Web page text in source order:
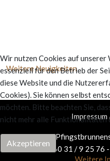
Weitere Neuigkeiten
Piano Palme -
+49 60 31 / 9 25 76
Wir nutzen Cookies auf unserer
essenziell für den Betrieb der
diese Website und die
Cookies). Sie können selbst
möchten. Bitte beachten Sie,
nicht mehr alle Funktionalitäten
Akzeptieren
Weitere